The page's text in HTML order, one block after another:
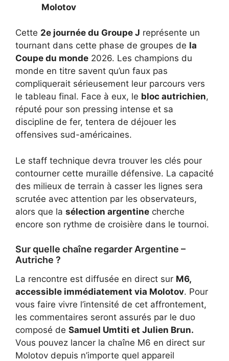
Molotov
Cette 2e journée du Groupe J représente un
tournant dans cette phase de groupes de la
Coupe du monde 2026. Les champions du
monde en titre savent qu’un faux pas
compliquerait sérieusement leur parcours vers
le tableau final. Face à eux, le bloc autrichien,
réputé pour son pressing intense et sa
discipline de fer, tentera de déjouer les
offensives sud-américaines.
Le staff technique devra trouver les clés pour
contourner cette muraille défensive. La capacité
des milieux de terrain à casser les lignes sera
scrutée avec attention par les observateurs,
alors que la sélection argentine cherche
encore son rythme de croisière dans le tournoi.
Sur quelle chaîne regarder Argentine –
Autriche ?
La rencontre est diffusée en direct sur M6,
accessible immédiatement via Molotov. Pour
vous faire vivre l’intensité de cet affrontement,
les commentaires seront assurés par le duo
composé de Samuel Umtiti et Julien Brun.
Vous pouvez lancer la chaîne M6 en direct sur
Molotov depuis n’importe quel appareil